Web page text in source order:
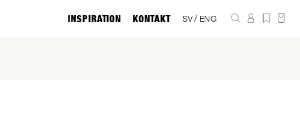
INSPIRATION KONTAKT SV/ ENG